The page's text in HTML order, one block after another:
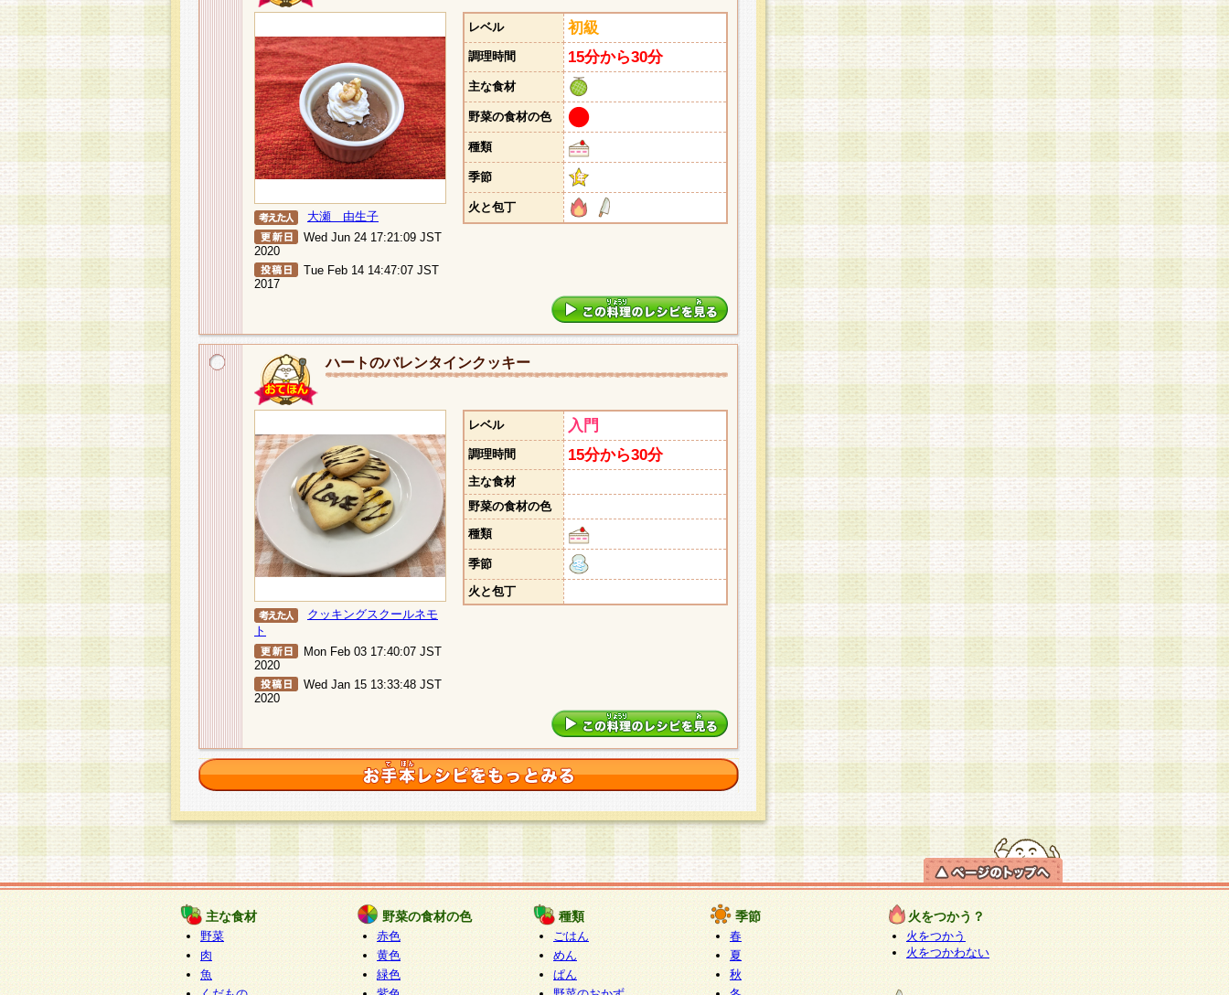
大瀬 由生子
Wed Jun 24 17:21:09 JST
2020
Tue Feb 14 14:47:07 JST
2017
レベル 初級
調理時間 15分から30分
主な食材
野菜の食材の色
種類
季節
火と包丁
ハートのバレンタインクッキー
クッキングスクールネモ
ト
Mon Feb 03 17:40:07 JST
2020
Wed Jan 15 13:33:48 JST
2020
レベル 入門
調理時間 15分から30分
主な食材
野菜の食材の色
種類
季節
火と包丁
主な食材
野菜
肉
魚
野菜の食材の色
赤色
黄色
緑色
種類
ごはん
めん
ぱん
季節
春
夏
秋
火をつかう？
火をつかう
火をつかわない